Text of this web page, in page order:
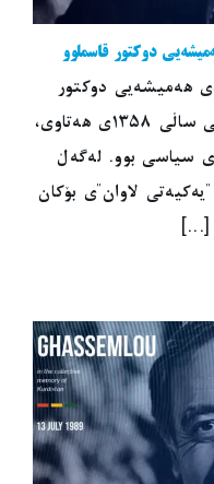
دوکتور قاسملوو
هەمیشەیی دوکتور
قاسملوو کامران ئەمین ئاوە هاوینی ساڵی ١٣٥٨ی هەتاوی،
سیاسی بوو. لەگەڵ
لاوان"ی بۆکان
[...]